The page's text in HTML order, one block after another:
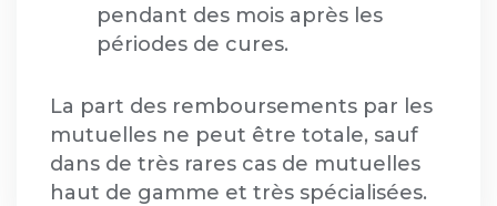
pendant des mois après les
périodes de cures.
La part des remboursements par les
mutuelles ne peut être totale, sauf
dans de très rares cas de mutuelles
haut de gamme et très spécialisées.